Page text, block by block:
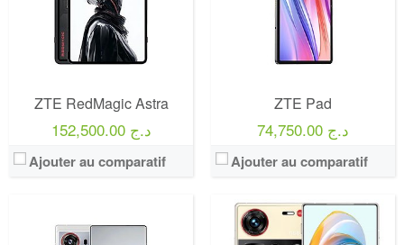
ZTE RedMagic Astra
152,500.00 د.ج
Ajouter au comparatif
ZTE Pad
74,750.00 د.ج
Ajouter au comparatif